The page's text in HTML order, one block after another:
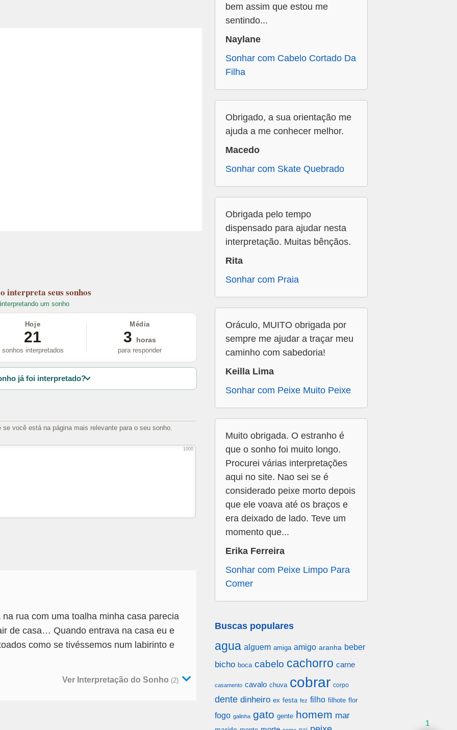
interpreta seus sonhos
interpretando um sonho
Hoje
21
sonhos interpretados
Média
3
horas
para responder
já foi interpretado?
você está na página mais relevante para o seu sonho.
1000
rua com uma toalha minha casa parecia
de casa… Quando entrava na casa eu e
como se tivéssemos num labirinto e
Ver Interpretação do Sonho (2)
bem assim que estou me
sentindo...
Naylane
Sonhar com Cabelo Cortado Da
Filha
Obrigado, a sua orientação me
ajuda a me conhecer melhor.
Macedo
Sonhar com Skate Quebrado
Obrigada pelo tempo
dispensado para ajudar nesta
interpretação. Muitas bênçãos.
Rita
Sonhar com Praia
Oráculo, MUITO obrigada por
sempre me ajudar a traçar meu
caminho com sabedoria!
Keilla Lima
Sonhar com Peixe Muito Peixe
Muito obrigada. O estranho é
que o sonho foi muito longo.
Procurei várias interpretações
aqui no site. Nao sei se é
considerado peixe morto depois
que ele voava até os braços e
era deixado de lado. Teve um
momento que...
Erika Ferreira
Sonhar com Peixe Limpo Para
Comer
Buscas populares
agua alguem amiga amigo aranha beber
bicho boca cabelo cachorro carne
casamento cavalo chuva cobrar corpo
dente dinheiro ex festa fez filho filhote flor
fogo galinha gato gente homem mar
1